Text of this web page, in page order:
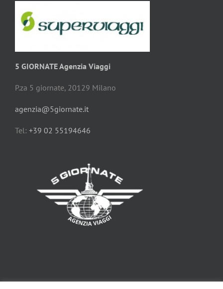
5 GIORNATE Agenzia Viaggi
P.za 5 giornate, 20129 Milano
agenzia@5giornate.it
Tel: +39 02 55194646